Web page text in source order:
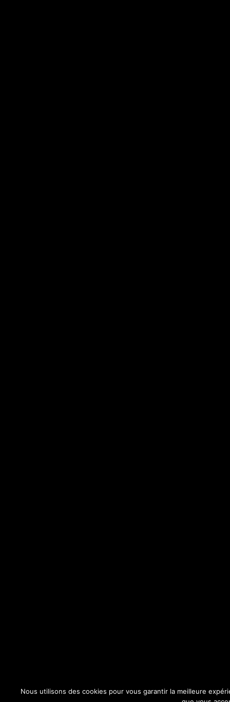
Nous utilisons des cookies pour vous garantir la meilleure